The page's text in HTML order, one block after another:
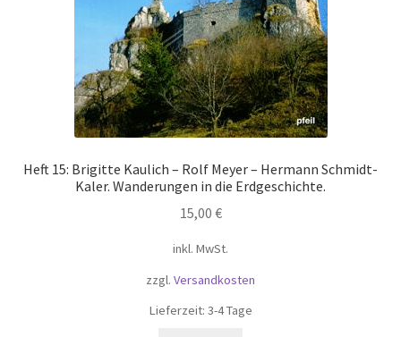
Heft 15: Brigitte Kaulich – Rolf Meyer – Hermann Schmidt-
Kaler. Wanderungen in die Erdgeschichte.
15,00 €
inkl. MwSt.
zzgl. Versandkosten
Lieferzeit: 3-4 Tage